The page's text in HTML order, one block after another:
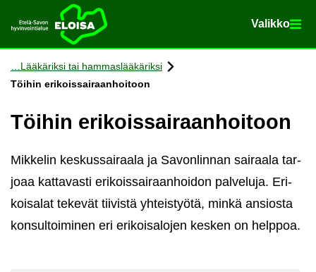
Etusi­vu Va­lik­ko
Va­lik­ko
Siir­ry si­säl­töön
Lää­kä­rik­si tai ham­mas­lää­kä­rik­si
Töi­hin eri­kois­sai­raan­hoi­toon
Töi­hin eri­kois­sai­raan­hoi­toon
Mik­ke­lin kes­kus­sai­raa­la ja Sa­von­lin­nan sai­raa­la tar­
jo­aa kat­ta­vas­ti eri­kois­sai­raan­hoi­don pal­ve­lu­ja. Eri­
koi­sa­lat te­ke­vät tii­vis­tä yh­teis­työ­tä, minkä an­sios­ta
kon­sul­toi­mi­nen eri eri­koi­sa­lo­jen kes­ken on help­poa.